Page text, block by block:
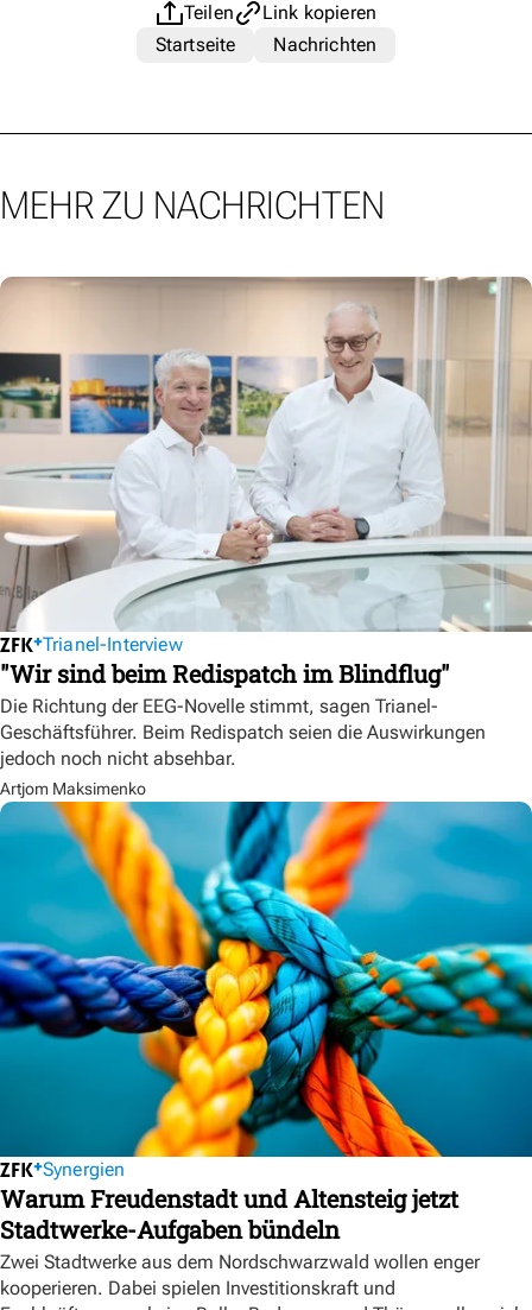
Teilen
Link kopieren
Startseite
Nachrichten
MEHR ZU NACHRICHTEN
Trianel-Interview
"Wir sind beim Redispatch im Blindflug"
Die Richtung der EEG-Novelle stimmt, sagen Trianel-
Geschäftsführer. Beim Redispatch seien die Auswirkungen
jedoch noch nicht absehbar.
Artjom Maksimenko
Synergien
Warum Freudenstadt und Altensteig jetzt
Stadtwerke-Aufgaben bündeln
Zwei Stadtwerke aus dem Nordschwarzwald wollen enger
kooperieren. Dabei spielen Investitionskraft und